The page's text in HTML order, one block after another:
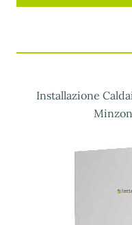
Installazione